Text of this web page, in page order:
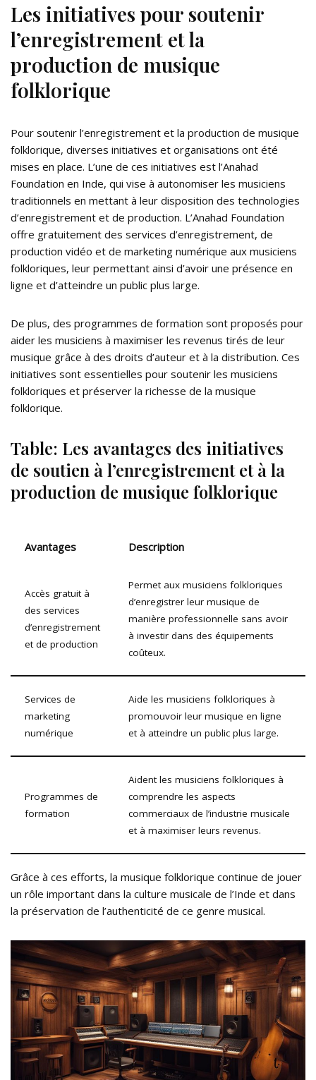
Les initiatives pour soutenir
l’enregistrement et la
production de musique
folklorique
Pour soutenir l’enregistrement et la production de musique
folklorique, diverses initiatives et organisations ont été
mises en place. L’une de ces initiatives est l’Anahad
Foundation en Inde, qui vise à autonomiser les musiciens
traditionnels en mettant à leur disposition des technologies
d’enregistrement et de production. L’Anahad Foundation
offre gratuitement des services d’enregistrement, de
production vidéo et de marketing numérique aux musiciens
folkloriques, leur permettant ainsi d’avoir une présence en
ligne et d’atteindre un public plus large.
De plus, des programmes de formation sont proposés pour
aider les musiciens à maximiser les revenus tirés de leur
musique grâce à des droits d’auteur et à la distribution. Ces
initiatives sont essentielles pour soutenir les musiciens
folkloriques et préserver la richesse de la musique
folklorique.
Table: Les avantages des initiatives
de soutien à l’enregistrement et à la
production de musique folklorique
Avantages Description
Accès gratuit à
des services
d’enregistrement
et de production
Permet aux musiciens folkloriques
d’enregistrer leur musique de
manière professionnelle sans avoir
à investir dans des équipements
coûteux.
Services de
marketing
numérique
Aide les musiciens folkloriques à
promouvoir leur musique en ligne
et à atteindre un public plus large.
Programmes de
formation
Aident les musiciens folkloriques à
comprendre les aspects
commerciaux de l’industrie musicale
et à maximiser leurs revenus.
Grâce à ces efforts, la musique folklorique continue de jouer
un rôle important dans la culture musicale de l’Inde et dans
la préservation de l’authenticité de ce genre musical.